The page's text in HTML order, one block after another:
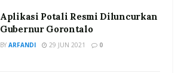
Aplikasi Potali Resmi Diluncurkan
Gubernur Gorontalo
BY ARFANDI 29 JUN 2021 0